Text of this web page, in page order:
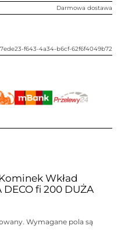
Darmowa dostawa
f643-4a34-b6cf-62f6f4049b72
Wkład
fi 200 DUŻA
Wymagane pola są